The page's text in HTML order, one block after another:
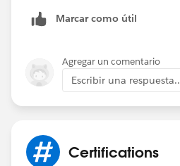
Marcar como útil
Agregar un comentario
Escribir una
Certifications